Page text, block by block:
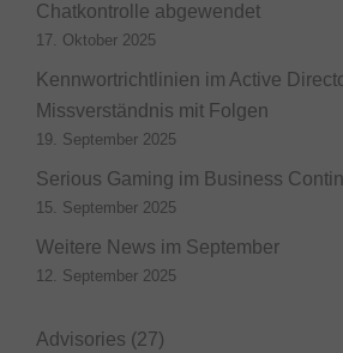
Chatkontrolle abgewendet
17. Oktober 2025
Kennwortrichtlinien im Active
Missverständnis mit Folgen
19. September 2025
Serious Gaming im Business
15. September 2025
Weitere News im September
12. September 2025
Advisories (27)